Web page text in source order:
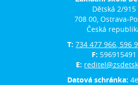
Dětská 2/915
708 00, Ostrava-
Česká
T:734 477 966, 596
F: 596915491
E:
Datová schránka: